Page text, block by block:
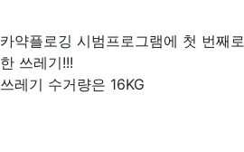
카약플로깅 시범프로그램에 첫 번째
한 쓰레기!!!
쓰레기 수거량은 16KG